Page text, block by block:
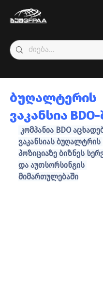
ბუღალტერის
ვაკანსია
კომპანია BDO
ვაკანსიას ბუღალტრის
პოზიციაზე ბიზნეს
და აუთსორსინგის
მიმართულებაში